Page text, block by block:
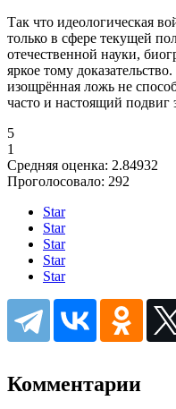
Так что идеологическая
только в сфере текущей
отечественной науки,
яркое тому
изощрённая ложь не
часто и настоящий подвиг
5
1
Средняя оценка: 2.84932
Проголосовало: 292
Star
Star
Star
Star
Star
Комментарии